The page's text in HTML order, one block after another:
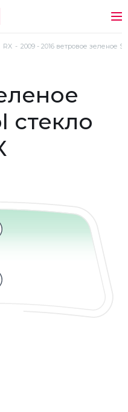
RX 2009 - 2016 ветровое зеленое
стекло